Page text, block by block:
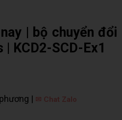
| bộ chuyển đổi
| KCD2-SCD-Ex1
| ✉ Chat Zalo